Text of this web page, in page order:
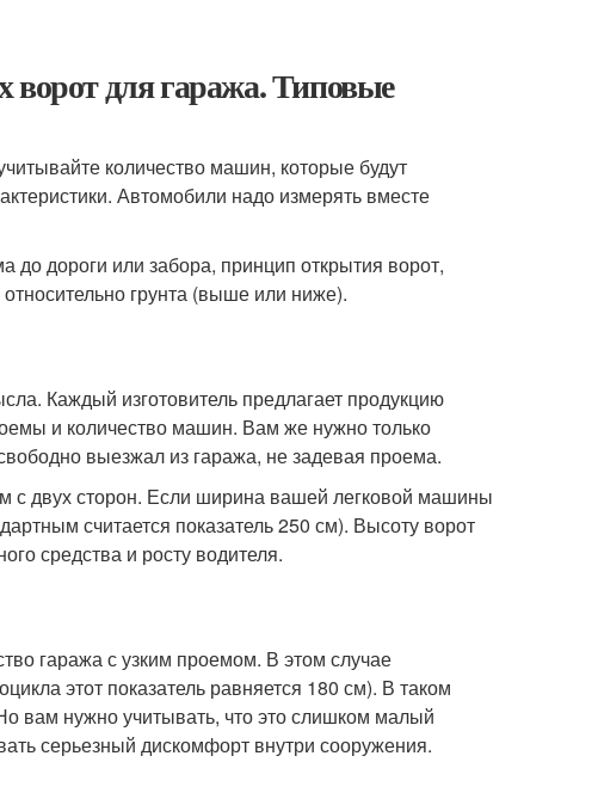
ворот для гаража. Типовые
количество машин, которые будут
Автомобили надо измерять вместе
до дороги или забора, принцип открытия ворот,
грунта (выше или ниже).
Каждый изготовитель предлагает продукцию
и количество машин. Вам же нужно только
выезжал из гаража, не задевая проема.
с двух сторон. Если ширина вашей легковой машины
считается показатель 250 см). Высоту ворот
средства и росту водителя.
гаража с узким проемом. В этом случае
этот показатель равняется 180 см). В таком
вам нужно учитывать, что это слишком малый
серьезный дискомфорт внутри сооружения.